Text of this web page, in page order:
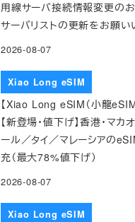
用線サーバ接続情報変更の
サーバリストの更新をお願い
2026-08-07
Xiao Long eSIM
【Xiao Long eSIM（小龍eSIM
【新登場・値下げ】香港・マカ
ール／タイ／マレーシアの
充（最大78%値下げ）
2026-08-07
Xiao Long eSIM